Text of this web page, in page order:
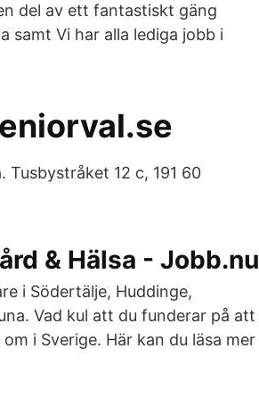
del av ett fantastiskt gäng
samt Vi har alla lediga jobb i
Tusbystråket 12 c, 191 60
& Hälsa - Jobb.nu
i Södertälje, Huddinge,
Vad kul att du funderar på att
i Sverige. Här kan du läsa mer